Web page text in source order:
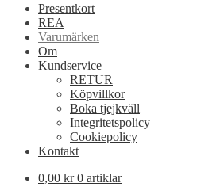
Presentkort
REA
Varumärken
Om
Kundservice
RETUR
Köpvillkor
Boka tjejkväll
Integritetspolicy
Cookiepolicy
Kontakt
0,00 kr 0 artiklar